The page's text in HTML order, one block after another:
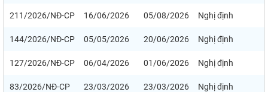
211/2026/NĐ-CP 16/06/2026 05/08/2026 Nghị định
144/2026/NĐ-CP 05/05/2026 20/06/2026 Nghị định
127/2026/NĐ-CP 06/04/2026 01/06/2026 Nghị định
83/2026/NĐ-CP 23/03/2026 23/03/2026 Nghị định